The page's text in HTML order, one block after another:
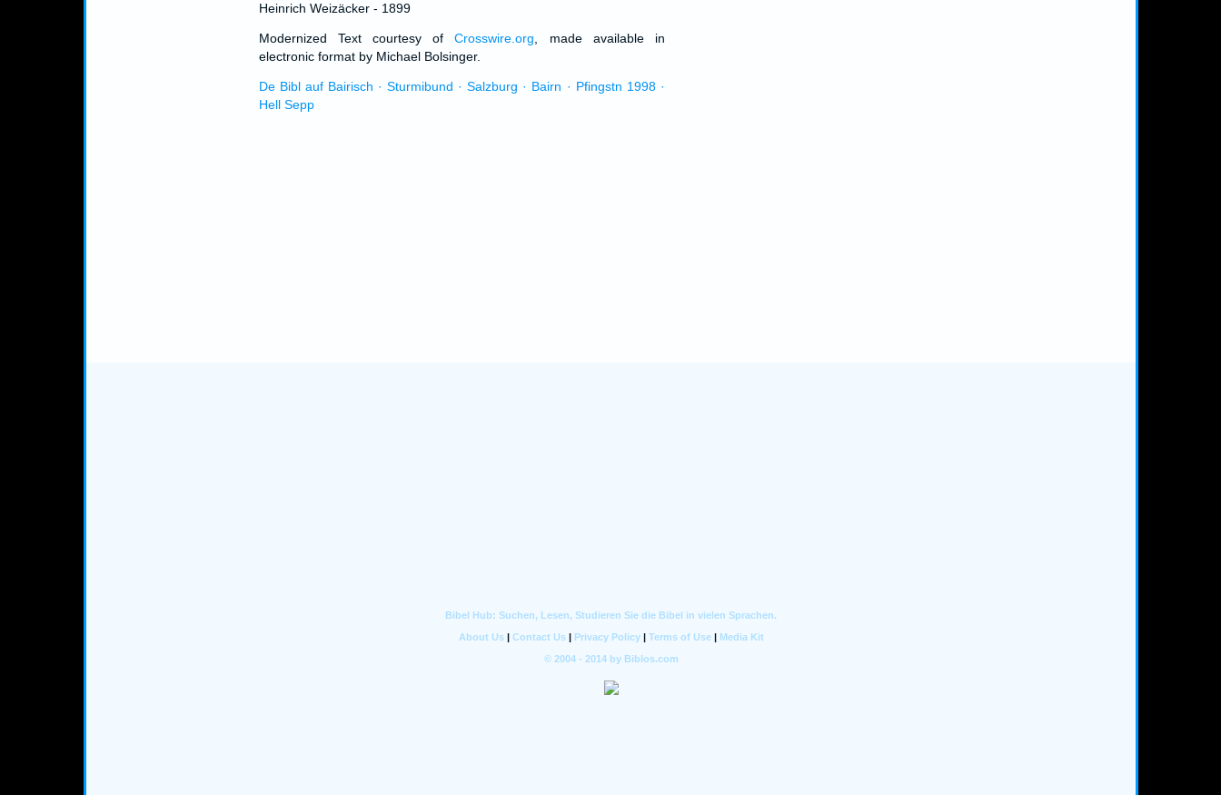
Heinrich Weizäcker - 1899
Modernized Text courtesy ofCrosswire.org , made available in
electronic format by Michael Bolsinger.
De Bibl auf Bairisch · Sturmibund · Salzburg · Bairn · Pfingstn 1998 ·
Hell Sepp